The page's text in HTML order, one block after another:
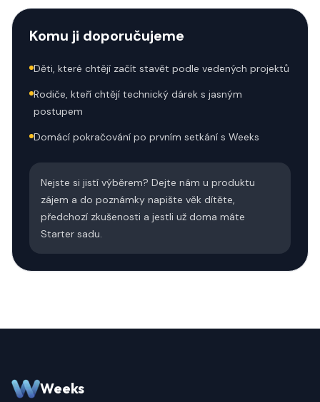
Komu ji doporučujeme
Děti, které chtějí začít stavět podle vedených projektů
Rodiče, kteří chtějí technický dárek s jasným
postupem
Domácí pokračování po prvním setkání s Weeks
Nejste si jistí výběrem? Dejte nám u produktu
zájem a do poznámky napište věk dítěte,
předchozí zkušenosti a jestli už doma máte
Starter sadu.
Weeks